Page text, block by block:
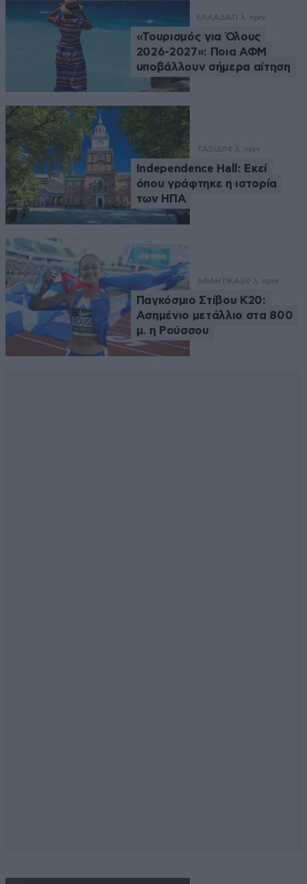
ΕΛΛΑΔΑ 11 λ. πριν
«Τουρισμός για Όλους
2026-2027»: Ποια ΑΦΜ
υποβάλλουν σήμερα αίτηση
ΤΑΞΙΔΙ 14 λ. πριν
Independence Hall: Εκεί
όπου γράφτηκε η ιστορία
των ΗΠΑ
ΑΘΛΗΤΙΚΑ20 λ. πριν
Παγκόσμιο Στίβου Κ20:
Ασημένιο μετάλλιο στα 800
μ. η Ρούσσου